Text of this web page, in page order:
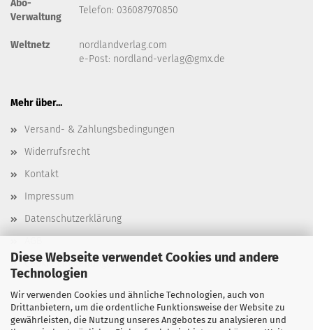
Diese Webseite verwendet Cookies und andere
Technologien
Wir verwenden Cookies und ähnliche Technologien, auch von
Drittanbietern, um die ordentliche Funktionsweise der Website zu
gewährleisten, die Nutzung unseres Angebotes zu analysieren und
Abo-
Verwaltung
Telefon: 036087970850
Weltnetz
nordlandverlag.com
e-Post: nordland-verlag@gmx.de
Mehr über...
Versand- & Zahlungsbedingungen
Widerrufsrecht
Kontakt
Impressum
Datenschutzerklärung
Cookie Einstellungen